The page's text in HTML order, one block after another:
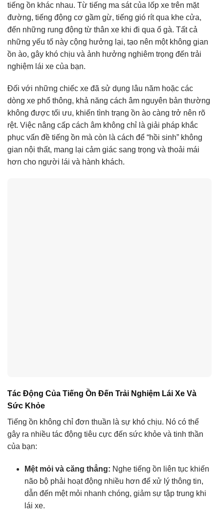
tiếng ồn khác nhau. Từ tiếng ma sát của lốp xe trên mặt
đường, tiếng động cơ gầm gừ, tiếng gió rít qua khe cửa,
đến những rung động từ thân xe khi đi qua ổ gà. Tất cả
những yếu tố này cộng hưởng lại, tạo nên một không gian
ồn ào, gây khó chịu và ảnh hưởng nghiêm trọng đến trải
nghiệm lái xe của bạn.
Đối với những chiếc xe đã sử dụng lâu năm hoặc các
dòng xe phổ thông, khả năng cách âm nguyên bản thường
không được tối ưu, khiến tình trạng ồn ào càng trở nên rõ
rệt. Việc nâng cấp cách âm không chỉ là giải pháp khắc
phục vấn đề tiếng ồn mà còn là cách để “hồi sinh” không
gian nội thất, mang lại cảm giác sang trọng và thoải mái
hơn cho người lái và hành khách.
Tác Động Của Tiếng Ồn Đến Trải Nghiệm Lái Xe Và
Sức Khỏe
Tiếng ồn không chỉ đơn thuần là sự khó chịu. Nó có thể
gây ra nhiều tác động tiêu cực đến sức khỏe và tinh thần
của bạn:
Mệt mỏi và căng thẳng: Nghe tiếng ồn liên tục khiến
não bộ phải hoạt động nhiều hơn để xử lý thông tin,
dẫn đến mệt mỏi nhanh chóng, giảm sự tập trung khi
lái xe.